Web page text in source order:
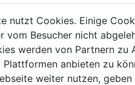
Mehrwertsteuer
EUR behalten wir uns
zwischen
nutzt Cookies. Einige
vom Besucher nicht
werden von Partnern zu
Plattformen anbieten zu
weiter nutzen,